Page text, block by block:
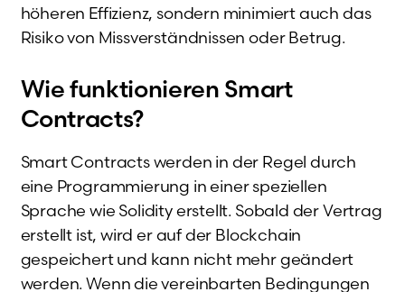
höheren Effizienz, sondern minimiert auch das
Risiko von Missverständnissen oder Betrug.
Wie funktionieren Smart
Contracts?
Smart Contracts werden in der Regel durch
eine Programmierung in einer speziellen
Sprache wie Solidity erstellt. Sobald der Vertrag
erstellt ist, wird er auf der Blockchain
gespeichert und kann nicht mehr geändert
werden. Wenn die vereinbarten Bedingungen